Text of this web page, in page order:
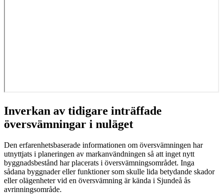
Inverkan av tidigare inträffade
översvämningar i nuläget
Den erfarenhetsbaserade informationen om översvämningen har
utnyttjats i planeringen av markanvändningen så att inget nytt
byggnadsbestånd har placerats i översvämningsområdet. Inga
sådana byggnader eller funktioner som skulle lida betydande skador
eller olägenheter vid en översvämning är kända i Sjundeå ås
avrinningsområde.